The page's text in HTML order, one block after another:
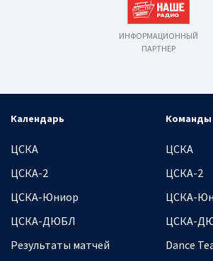
ИНФОРМАЦИОННЫЙ
ПАРТНЕР
Календарь
ЦСКА
ЦСКА-2
ЦСКА-Юниор
ЦСКА-ДЮБЛ
Результаты матчей
Команды
ЦСКА
ЦСКА-2
ЦСКА-
ЦСКА-
Dance